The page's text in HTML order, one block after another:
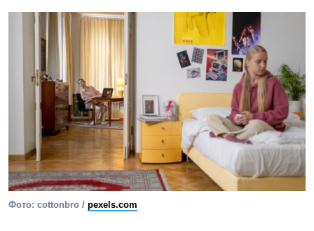
Фото: cottonbro / pexels.com